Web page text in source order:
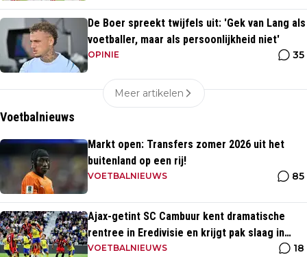
De Boer spreekt twijfels uit: 'Gek van Lang als
voetballer, maar als persoonlijkheid niet'
OPINIE 35
Meer artikelen
Voetbalnieuws
Markt open: Transfers zomer 2026 uit het
buitenland op een rij!
VOETBALNIEUWS 85
Ajax-getint SC Cambuur kent dramatische
rentree in Eredivisie en krijgt pak slaag in
eigen huis
VOETBALNIEUWS 18